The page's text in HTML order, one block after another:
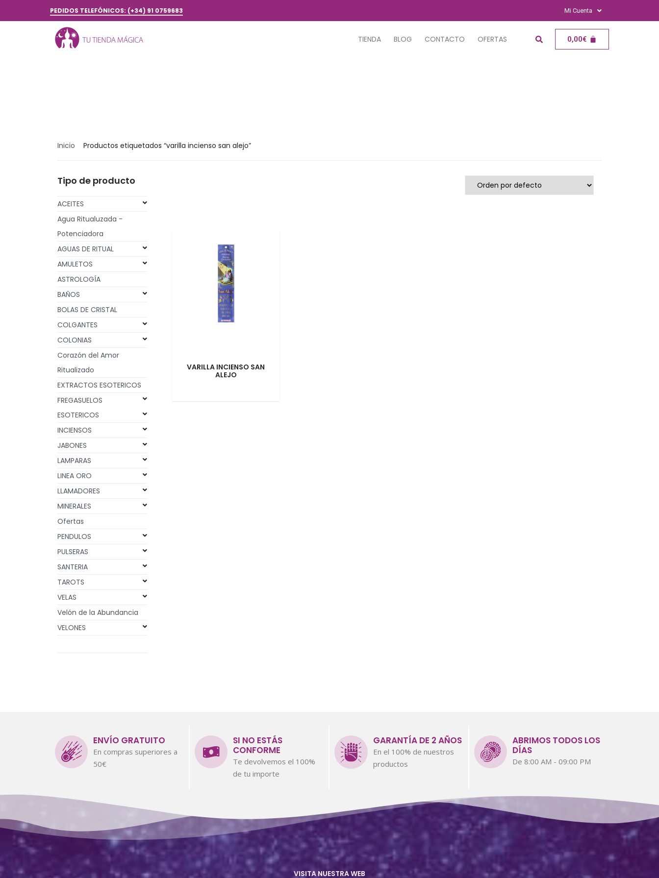
PEDIDOS TELEFÓNICOS: (+34) 91 0759683 Mi Cuenta
TIENDA BLOG CONTACTO OFERTAS 0,00€
Inicio Productos etiquetados “varilla incienso san alejo”
Tipo de producto
ACEITES
Agua Ritualuzada -
Potenciadora
AGUAS DE RITUAL
AMULETOS
ASTROLOGÍA
BAÑOS
BOLAS DE CRISTAL
COLGANTES
COLONIAS
Corazón del Amor
Ritualizado
EXTRACTOS ESOTERICOS
FREGASUELOS
ESOTERICOS
INCIENSOS
JABONES
LAMPARAS
LINEA ORO
LLAMADORES
MINERALES
Ofertas
PENDULOS
PULSERAS
SANTERIA
TAROTS
VELAS
Velón de la Abundancia
VELONES
VARILLA INCIENSO SAN
ALEJO
ENVÍO GRATUITO
En compras superiores a
50€
SI NO ESTÁS
CONFORME
Te devolvemos el 100%
de tu importe
GARANTÍA DE 2 AÑOS
En el 100% de nuestros
productos
ABRIMOS TODOS LOS
DÍAS
De 8:00 AM - 09:00 PM
VISITA NUESTRA WEB